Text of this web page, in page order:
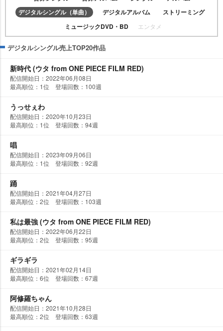
デジタルシングル（単曲）
デジタルアルバム
ストリーミング
ミュージックDVD・BD
エンタメ
デジタルシングル売上TOP20作品
新時代 (ウタ from ONE PIECE FILM RED)
配信開始日：2022年06月08日
最高順位：1位 登場回数：100週
うっせぇわ
配信開始日：2020年10月23日
最高順位：1位 登場回数：94週
唱
配信開始日：2023年09月06日
最高順位：1位 登場回数：92週
踊
配信開始日：2021年04月27日
最高順位：2位 登場回数：103週
私は最強 (ウタ from ONE PIECE FILM RED)
配信開始日：2022年06月22日
最高順位：2位 登場回数：95週
ギラギラ
配信開始日：2021年02月14日
最高順位：6位 登場回数：67週
阿修羅ちゃん
配信開始日：2021年10月28日
最高順位：2位 登場回数：63週